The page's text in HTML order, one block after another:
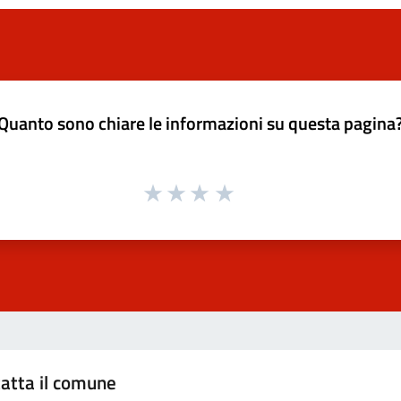
sono chiare le informazioni su questa
il comune